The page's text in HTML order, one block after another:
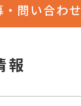
問い合わせ
報